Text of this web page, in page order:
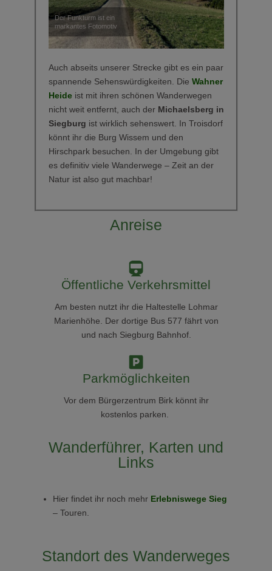
Der Funkturm ist ein
markantes Fotomotiv
Auch abseits unserer Strecke gibt es ein paar
spannende Sehenswürdigkeiten. Die Wahner
Heideist mit ihren schönen Wanderwegen
nicht weit entfernt, auch der Michaelsberg in
Siegburg ist wirklich sehenswert. In Troisdorf
könnt ihr die Burg Wissem und den
Hirschpark besuchen. In der Umgebung gibt
es definitiv viele Wanderwege – Zeit an der
Natur ist also gut machbar!
Anreise
Öffentliche Verkehrsmittel
Am besten nutzt ihr die Haltestelle Lohmar
Marienhöhe. Der dortige Bus 577 fährt von
und nach Siegburg Bahnhof.
Parkmöglichkeiten
Vor dem Bürgerzentrum Birk könnt ihr
kostenlos parken.
Wanderführer, Karten und
Links
Hier findet ihr noch mehr Erlebniswege Sieg
– Touren.
Standort des Wanderweges